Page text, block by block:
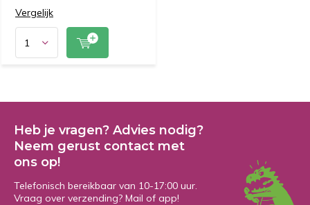
Vergelijk
Heb je vragen? Advies nodig?
Neem gerust contact met
ons op!
Telefonisch bereikbaar van 10-17:00 uur.
Vraag over verzending? Mail of app!